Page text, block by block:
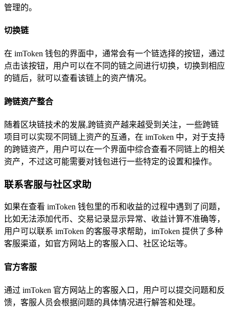
管理的。
切换链
在 imToken 钱包的界面中，通常会有一个链选择的按钮，通过
点击该按钮，用户可以在不同的链之间进行切换，切换到相应
的链后，就可以查看该链上的资产情况。
跨链资产整合
随着区块链技术的发展,跨链资产越来越受到关注，一些跨链
项目可以实现不同链上资产的互通，在 imToken 中，对于支持
的跨链资产，用户可以在一个界面中综合查看不同链上的相关
资产，不过这可能需要对钱包进行一些特定的设置和操作。
联系客服与社区求助
如果在查看 imToken 钱包里的币和收益的过程中遇到了问题，
比如无法添加代币、交易记录显示异常、收益计算不准确等，
用户可以联系 imToken 的客服寻求帮助，imToken 提供了多种
客服渠道，如官方网站上的客服入口、社区论坛等。
官方客服
通过 imToken 官方网站上的客服入口，用户可以提交问题和反
馈，客服人员会根据问题的具体情况进行解答和处理。